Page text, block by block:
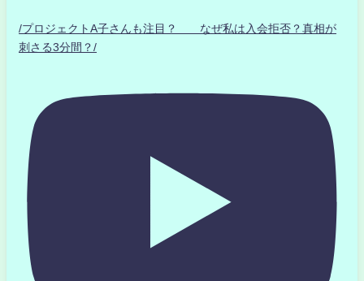
/プロジェクトA子さんも注目？ なぜ私は入会拒否？真相が
刺さる3分間？/